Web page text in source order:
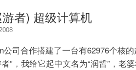
者) 超级计算机
公司合作搭建了一台有62976个核
”，我给它起中文名为“润哲”，老